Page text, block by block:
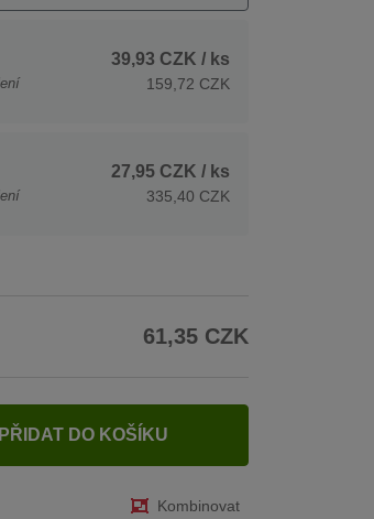
39,93 CZK / ks
159,72 CZK
27,95 CZK / ks
335,40 CZK
61,35 CZK
PŘIDAT DO KOŠÍKU
Kombinovat